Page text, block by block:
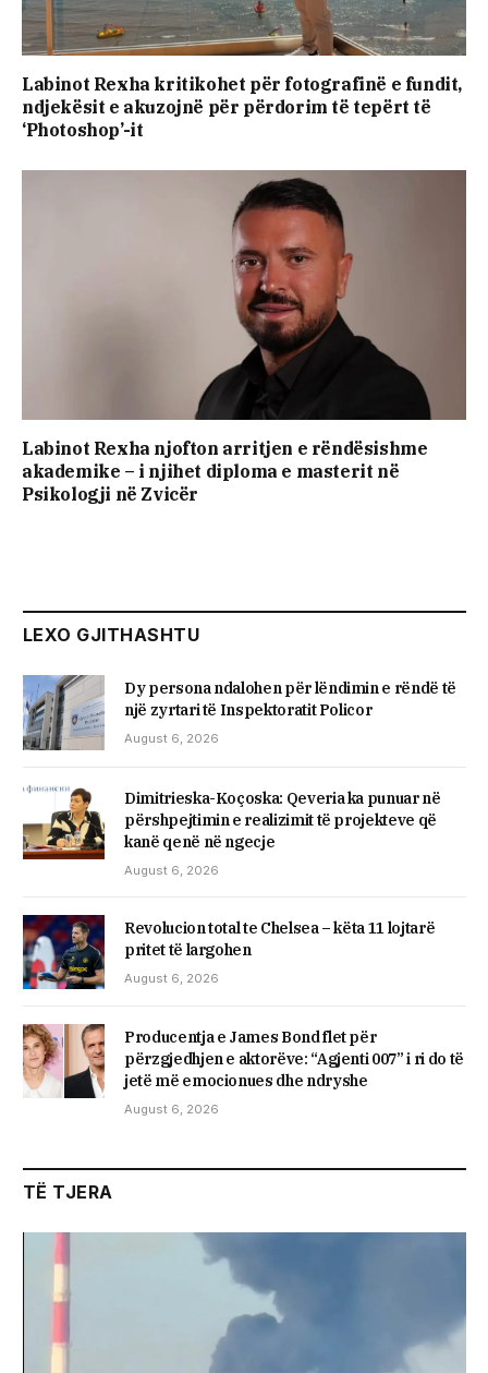
Labinot Rexha kritikohet për fotografinë e fundit,
ndjekësit e akuzojnë për përdorim të tepërt të
‘Photoshop’-it
Labinot Rexha njofton arritjen e rëndësishme
akademike – i njihet diploma e masterit në
Psikologji në Zvicër
LEXO GJITHASHTU
Dy persona ndalohen për lëndimin e rëndë të
një zyrtari të Inspektoratit Policor
August 6, 2026
Dimitrieska-Koçoska: Qeveria ka punuar në
përshpejtimin e realizimit të projekteve që
kanë qenë në ngecje
August 6, 2026
Revolucion total te Chelsea – këta 11 lojtarë
pritet të largohen
August 6, 2026
Producentja e James Bond flet për
përzgjedhjen e aktorëve: “Agjenti 007” i ri do të
jetë më emocionues dhe ndryshe
August 6, 2026
TË TJERA